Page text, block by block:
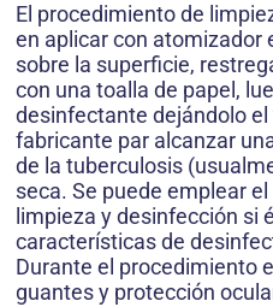
El procedimiento de
en aplicar con
sobre la superficie,
con una toalla de papel,
desinfectante dejándolo el
fabricante par alcanzar
de la tuberculosis
seca. Se puede emplear
limpieza y desinfección si
características de
Durante el procedimiento
guantes y protección